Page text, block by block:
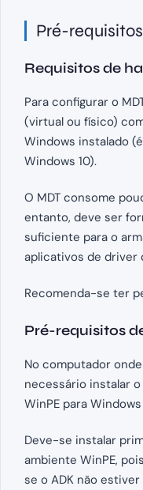
Pré-
Requisitos de
Para configurar o
(virtual ou físico)
Windows instalado
Windows 10).
O MDT consome
entanto, deve ser
suficiente para o
aplicativos de driver
Recomenda-se ter
Pré-requisitos
No computador
necessário instalar
WinPE para Windows
Deve-se instalar
ambiente WinPE,
se o ADK não